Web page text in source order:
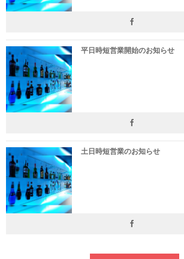
平日時短営業開始のお知らせ
土日時短営業のお知らせ